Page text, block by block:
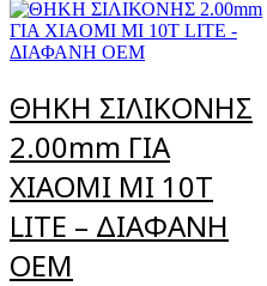
ΘΗΚΗ ΣΙΛΙΚΟΝΗΣ
2.00mm ΓΙΑ
XIAOMI MI 10T
LITE – ΔΙΑΦΑΝΗ
OEM